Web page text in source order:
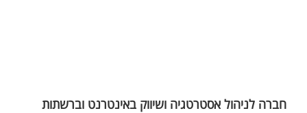
חברה לניהול אסטרטגיה ושיווק באינטרנט וברשתות